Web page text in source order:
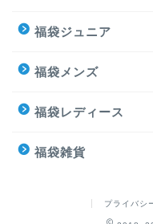
福袋ジュニア
福袋メンズ
福袋レディース
福袋雑貨
プライバシ